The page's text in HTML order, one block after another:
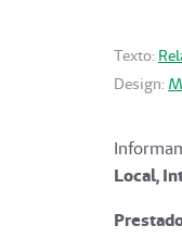
Texto:
Design:
Local,